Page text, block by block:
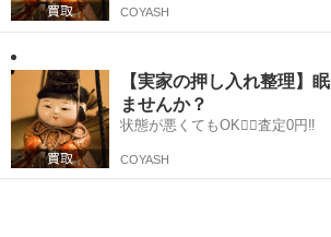
COYASH
【実家の押し入れ整理】
ませんか？
状態が悪くてもOK🙆‍♀️査定0円‼️
COYASH